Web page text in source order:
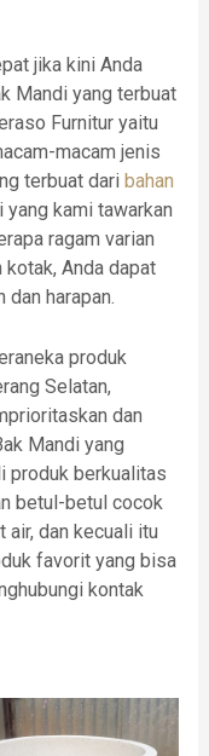
jika kini Anda
Mandi yang terbuat
Furnitur yaitu
macam jenis
terbuat dari bahan
kami tawarkan
ragam varian
Anda dapat
harapan.
produk
Selatan,
dan
Mandi yang
produk berkualitas
betul-betul cocok
dan kecuali itu
favorit yang bisa
kontak